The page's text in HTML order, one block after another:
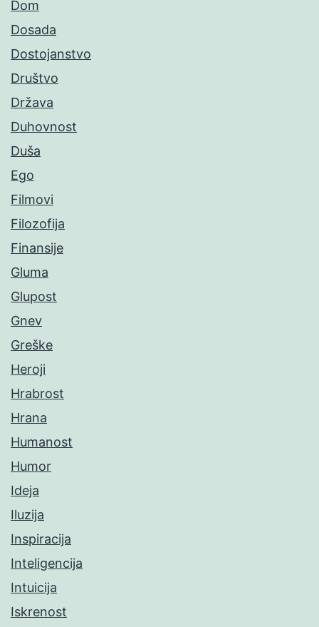
Dom
Dosada
Dostojanstvo
Društvo
Država
Duhovnost
Duša
Ego
Filmovi
Filozofija
Finansije
Gluma
Glupost
Gnev
Greške
Heroji
Hrabrost
Hrana
Humanost
Humor
Ideja
Iluzija
Inspiracija
Inteligencija
Intuicija
Iskrenost